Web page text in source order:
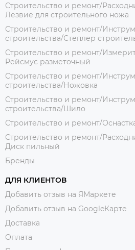
Строительство и ремонт/
Лезвие для строительного ножа
Строительство и ремонт/
строительства/Степлер
Строительство и ремонт/
Рейсмус разметочный
Строительство и ремонт/
строительства/Ножовка
Строительство и ремонт/
строительства/Шило
Строительство и ремонт/
Строительство и ремонт/
Диск пильный
Бренды
ДЛЯ КЛИЕНТОВ
Добавить отзыв на ЯМаркете
Добавить отзыв на GoogleКарте
Доставка
Оплата